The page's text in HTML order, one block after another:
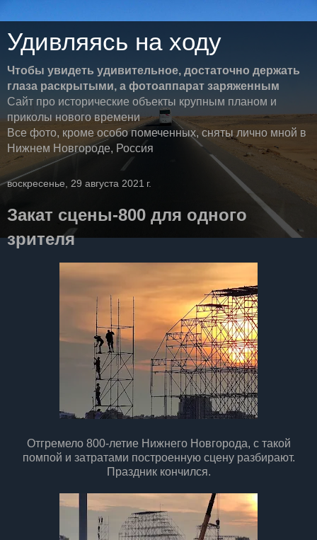
Удивляясь на ходу
Чтобы увидеть удивительное, достаточно держать
глаза раскрытыми, а фотоаппарат заряженным
Сайт про исторические объекты крупным планом и
приколы нового времени
Все фото, кроме особо помеченных, сняты лично мной в
Нижнем Новгороде, Россия
воскресенье, 29 августа 2021 г.
Закат сцены-800 для одного
зрителя
Отгремело 800-летие Нижнего Новгорода, с такой
помпой и затратами построенную сцену разбирают.
Праздник кончился.